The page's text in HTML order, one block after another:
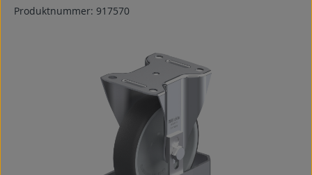
Produktnummer: 917570